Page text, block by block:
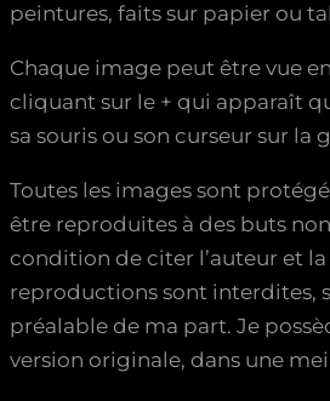
peintures, faits sur papier ou
Chaque image peut être vue
cliquant sur le + qui apparaît
sa souris ou son curseur sur la
Toutes les images sont
être reproduites à des buts
condition de citer l’auteur et la
reproductions sont interdites,
préalable de ma part. Je
version originale, dans une